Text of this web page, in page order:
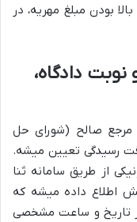
بودن مبلغ مهریه، در
دادگاه،
مرجع صالح (شورای حل
رسیدگی تعیین میشه.
از طریق سامانه ثنا
اطلاع داده میشه که
تاریخ و ساعت مشخصی